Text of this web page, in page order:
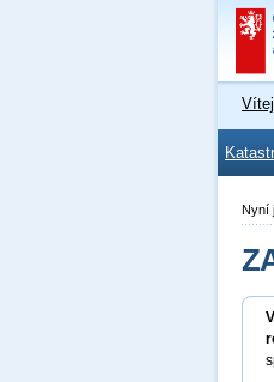
Nyní